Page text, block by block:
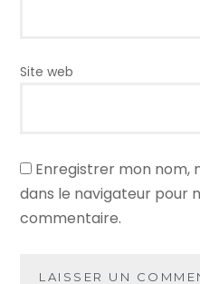
Site web
Enregistrer mon nom,
dans le navigateur pour
commentaire.